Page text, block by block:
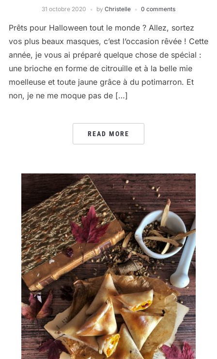
31 octobre 2020 by Christelle 0 comments
Prêts pour Halloween tout le monde ? Allez, sortez
vos plus beaux masques, c’est l’occasion rêvée ! Cette
année, je vous ai préparé quelque chose de spécial :
une brioche en forme de citrouille et à la belle mie
moelleuse et toute jaune grâce à du potimarron. Et
non, je ne me moque pas de […]
READ MORE